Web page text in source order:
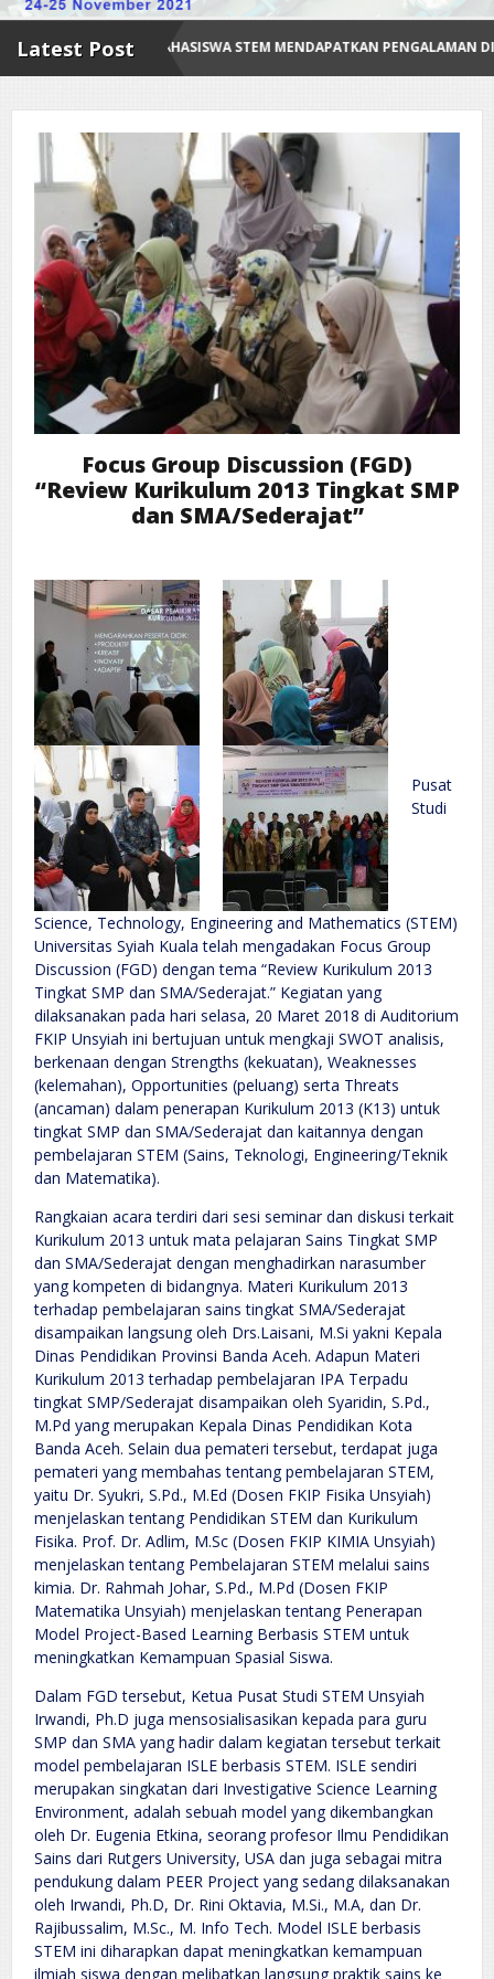
Latest Post
MAHASISWA STEM MENDAPATKAN PENGALAMAN DILUAR KAMPUS
Focus Group Discussion (FGD)
“Review Kurikulum 2013 Tingkat SMP
dan SMA/Sederajat”
Pusat
Studi
Science, Technology, Engineering and Mathematics (STEM)
Universitas Syiah Kuala telah mengadakan Focus Group
Discussion (FGD) dengan tema “Review Kurikulum 2013
Tingkat SMP dan SMA/Sederajat.” Kegiatan yang
dilaksanakan pada hari selasa, 20 Maret 2018 di Auditorium
FKIP Unsyiah ini bertujuan untuk mengkaji SWOT analisis,
berkenaan dengan Strengths (kekuatan), Weaknesses
(kelemahan), Opportunities (peluang) serta Threats
(ancaman) dalam penerapan Kurikulum 2013 (K13) untuk
tingkat SMP dan SMA/Sederajat dan kaitannya dengan
pembelajaran STEM (Sains, Teknologi, Engineering/Teknik
dan Matematika).
Rangkaian acara terdiri dari sesi seminar dan diskusi terkait
Kurikulum 2013 untuk mata pelajaran Sains Tingkat SMP
dan SMA/Sederajat dengan menghadirkan narasumber
yang kompeten di bidangnya. Materi Kurikulum 2013
terhadap pembelajaran sains tingkat SMA/Sederajat
disampaikan langsung oleh Drs.Laisani, M.Si yakni Kepala
Dinas Pendidikan Provinsi Banda Aceh. Adapun Materi
Kurikulum 2013 terhadap pembelajaran IPA Terpadu
tingkat SMP/Sederajat disampaikan oleh Syaridin, S.Pd.,
M.Pd yang merupakan Kepala Dinas Pendidikan Kota
Banda Aceh. Selain dua pemateri tersebut, terdapat juga
pemateri yang membahas tentang pembelajaran STEM,
yaitu Dr. Syukri, S.Pd., M.Ed (Dosen FKIP Fisika Unsyiah)
menjelaskan tentang Pendidikan STEM dan Kurikulum
Fisika. Prof. Dr. Adlim, M.Sc (Dosen FKIP KIMIA Unsyiah)
menjelaskan tentang Pembelajaran STEM melalui sains
kimia. Dr. Rahmah Johar, S.Pd., M.Pd (Dosen FKIP
Matematika Unsyiah) menjelaskan tentang Penerapan
Model Project-Based Learning Berbasis STEM untuk
meningkatkan Kemampuan Spasial Siswa.
Dalam FGD tersebut, Ketua Pusat Studi STEM Unsyiah
Irwandi, Ph.D juga mensosialisasikan kepada para guru
SMP dan SMA yang hadir dalam kegiatan tersebut terkait
model pembelajaran ISLE berbasis STEM. ISLE sendiri
merupakan singkatan dari Investigative Science Learning
Environment, adalah sebuah model yang dikembangkan
oleh Dr. Eugenia Etkina, seorang profesor Ilmu Pendidikan
Sains dari Rutgers University, USA dan juga sebagai mitra
pendukung dalam PEER Project yang sedang dilaksanakan
oleh Irwandi, Ph.D, Dr. Rini Oktavia, M.Si., M.A, dan Dr.
Rajibussalim, M.Sc., M. Info Tech. Model ISLE berbasis
STEM ini diharapkan dapat meningkatkan kemampuan
ilmiah siswa dengan melibatkan langsung praktik sains ke